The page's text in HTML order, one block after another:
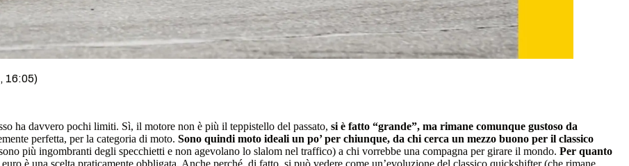
16:05)
ha davvero pochi limiti. Sì, il motore non è più il teppistello del passato, si è fatto “grande”, ma rimane comunque gustoso da
perfetta, per la categoria di moto. Sono quindi moto ideali un po’ per chiunque, da chi cerca un mezzo buono per il classico
più ingombranti degli specchietti e non agevolano lo slalom nel traffico) a chi vorrebbe una compagna per girare il mondo. Per quanto